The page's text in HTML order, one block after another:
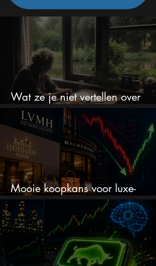
Wat ze je niet vertellen over
erfbelasting
Mooie koopkans voor luxe-
aandelen door recente correctie?